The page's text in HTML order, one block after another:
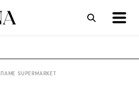
ΠΑΜΕ SUPERMARKET